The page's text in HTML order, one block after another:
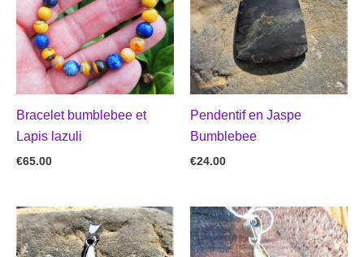
Bracelet bumblebee et
Lapis lazuli
€65.00
Pendentif en Jaspe
Bumblebee
€24.00